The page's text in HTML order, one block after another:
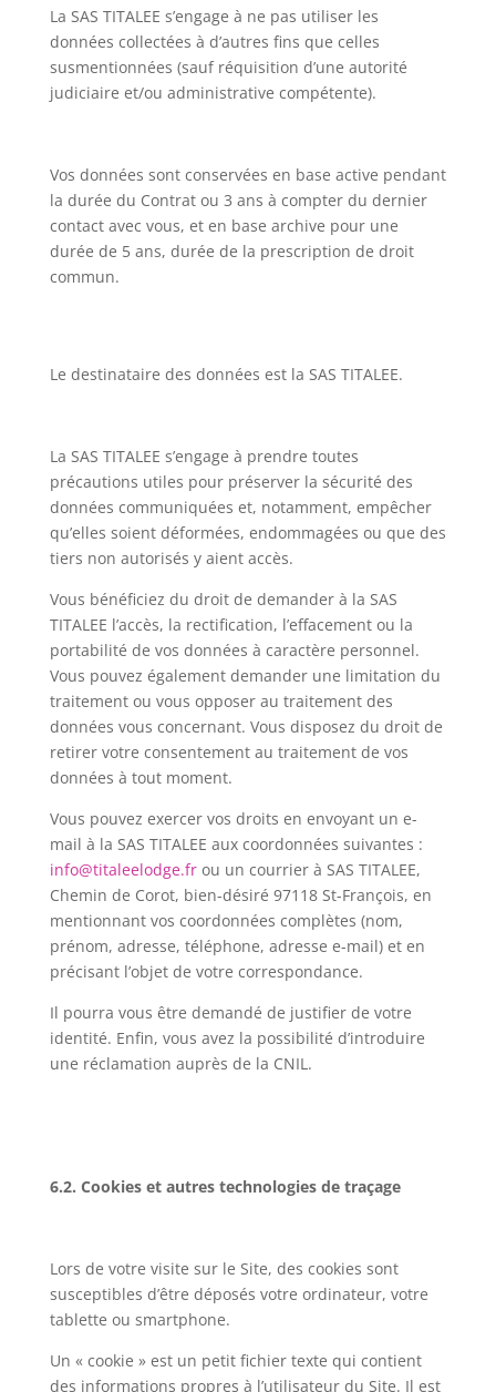
La SAS TITALEE s’engage à ne pas utiliser les
données collectées à d’autres fins que celles
susmentionnées (sauf réquisition d’une autorité
judiciaire et/ou administrative compétente).
Vos données sont conservées en base active pendant
la durée du Contrat ou 3 ans à compter du dernier
contact avec vous, et en base archive pour une
durée de 5 ans, durée de la prescription de droit
commun.
Le destinataire des données est la SAS TITALEE.
La SAS TITALEE s’engage à prendre toutes
précautions utiles pour préserver la sécurité des
données communiquées et, notamment, empêcher
qu’elles soient déformées, endommagées ou que des
tiers non autorisés y aient accès.
Vous bénéficiez du droit de demander à la SAS
TITALEE l’accès, la rectification, l’effacement ou la
portabilité de vos données à caractère personnel.
Vous pouvez également demander une limitation du
traitement ou vous opposer au traitement des
données vous concernant. Vous disposez du droit de
retirer votre consentement au traitement de vos
données à tout moment.
Vous pouvez exercer vos droits en envoyant un e-
mail à la SAS TITALEE aux coordonnées suivantes :
info@titaleelodge.frou un courrier à SAS TITALEE,
Chemin de Corot, bien-désiré 97118 St-François, en
mentionnant vos coordonnées complètes (nom,
prénom, adresse, téléphone, adresse e-mail) et en
précisant l’objet de votre correspondance.
Il pourra vous être demandé de justifier de votre
identité. Enfin, vous avez la possibilité d’introduire
une réclamation auprès de la CNIL.
6.2. Cookies et autres technologies de traçage
Lors de votre visite sur le Site, des cookies sont
susceptibles d’être déposés votre ordinateur, votre
tablette ou smartphone.
Un « cookie » est un petit fichier texte qui contient
des informations propres à l’utilisateur du Site. Il est